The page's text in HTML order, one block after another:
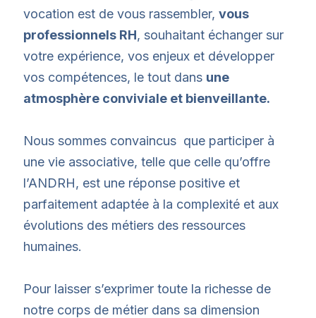
vocation est de vous rassembler, vous
professionnels RH, souhaitant échanger sur
votre expérience, vos enjeux et développer
vos compétences, le tout dans une
atmosphère conviviale et bienveillante.
Nous sommes convaincus que participer à
une vie associative, telle que celle qu’offre
l’ANDRH, est une réponse positive et
parfaitement adaptée à la complexité et aux
évolutions des métiers des ressources
humaines.
Pour laisser s’exprimer toute la richesse de
notre corps de métier dans sa dimension